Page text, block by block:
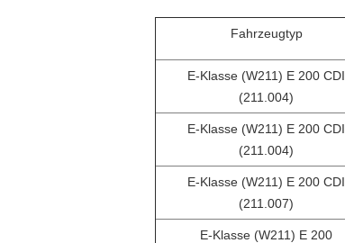
Fahrzeugtyp
E-Klasse (W211) E 200 CDI
(211.004)
E-Klasse (W211) E 200 CDI
(211.004)
E-Klasse (W211) E 200 CDI
(211.007)
E-Klasse (W211) E 200